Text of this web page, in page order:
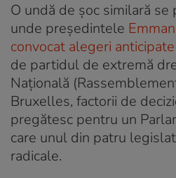
O undă de șoc similară se
unde președintele
convocat alegeri anticipate
de partidul de extremă
Națională
Bruxelles, factorii de
pregătesc pentru un
care unul din patru
radicale.